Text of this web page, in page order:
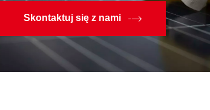
Skontaktuj się z nami